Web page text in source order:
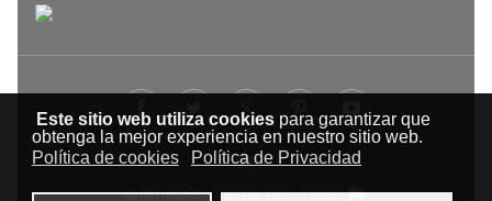
Este sitio web utiliza cookiespara garantizar que
obtenga la mejor experiencia en nuestro sitio web.
Política de cookies
Política de Privacidad
© RUTA DEL VINO DE YECLA 2009-